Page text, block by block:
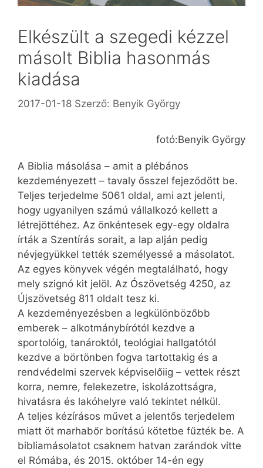
Elkészült a szegedi kézzel
másolt Biblia hasonmás
kiadása
2017-01-18 Szerző: Benyik György
fotó:Benyik György
A Biblia másolása – amit a plébános
kezdeményezett – tavaly ősszel fejeződött be.
Teljes terjedelme 5061 oldal, ami azt jelenti,
hogy ugyanilyen számú vállalkozó kellett a
létrejöttéhez. Az önkéntesek egy-egy oldalra
írták a Szentírás sorait, a lap alján pedig
névjegyükkel tették személyessé a másolatot.
Az egyes könyvek végén megtalálható, hogy
mely szignó kit jelöl. Az Ószövetség 4250, az
Újszövetség 811 oldalt tesz ki.
A kezdeményezésben a legkülönbözőbb
emberek – alkotmánybírótól kezdve a
sportolóig, tanároktól, teológiai hallgatótól
kezdve a börtönben fogva tartottakig és a
rendvédelmi szervek képviselőiig – vettek részt
korra, nemre, felekezetre, iskolázottságra,
hivatásra és lakóhelyre való tekintet nélkül.
A teljes kézírásos művet a jelentős terjedelem
miatt öt marhabőr borítású kötetbe fűzték be. A
bibliamásolatot csaknem hatvan zarándok vitte
el Rómába, és 2015. október 14-én egy